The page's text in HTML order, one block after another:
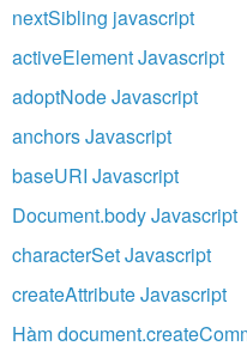
nextSibling javascript
activeElement Javascript
adoptNode Javascript
anchors Javascript
baseURI Javascript
Document.body Javascript
characterSet Javascript
createAttribute Javascript
Hàm